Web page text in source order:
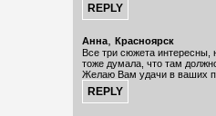
Анна, Красноярск
Все три сюжета интересны,
тоже думала, что там
Желаю Вам удачи в ваших